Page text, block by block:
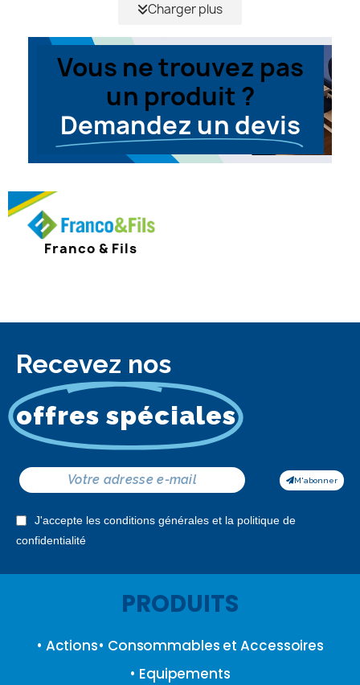
Charger plus
Vous ne trouvez pas
un produit ?
Demandez un devis
Franco & Fils
Recevez nos
offres spéciales
M'abonner
J'accepte les conditions générales et la politique de
confidentialité
PRODUITS
• Actions• Consommables et Accessoires
• Equipements